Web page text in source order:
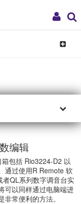
My
Toggle
编辑
包括 Rio3224-D2 以
通过使用R Remote 软
者QL系列数字调音台实
可以同样通过电脑端进
常便利的方法。